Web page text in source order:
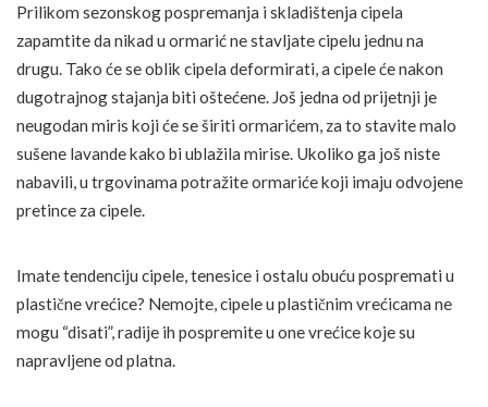
Prilikom sezonskog pospremanja i skladištenja cipela
zapamtite da nikad u ormarić ne stavljate cipelu jednu na
drugu. Tako će se oblik cipela deformirati, a cipele će nakon
dugotrajnog stajanja biti oštećene. Još jedna od prijetnji je
neugodan miris koji će se širiti ormarićem, za to stavite malo
sušene lavande kako bi ublažila mirise. Ukoliko ga još niste
nabavili, u trgovinama potražite ormariće koji imaju odvojene
pretince za cipele.
Imate tendenciju cipele, tenesice i ostalu obuću pospremati u
plastične vrećice? Nemojte, cipele u plastičnim vrećicama ne
mogu “disati”, radije ih pospremite u one vrećice koje su
napravljene od platna.